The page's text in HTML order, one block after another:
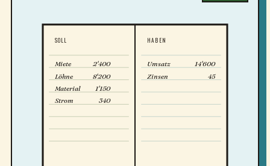
SOLL
Miete 2'400
Löhne 8'200
Material
1'150
Strom
340
HABEN
Umsatz 14'600
Zinsen 45